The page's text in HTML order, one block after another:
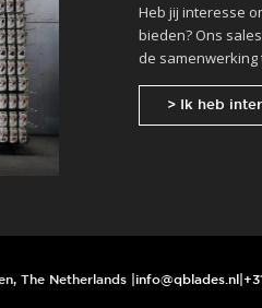
Heb jij interesse
bieden? Ons
de
> Ik heb
The Netherlands | info@qblades.nl